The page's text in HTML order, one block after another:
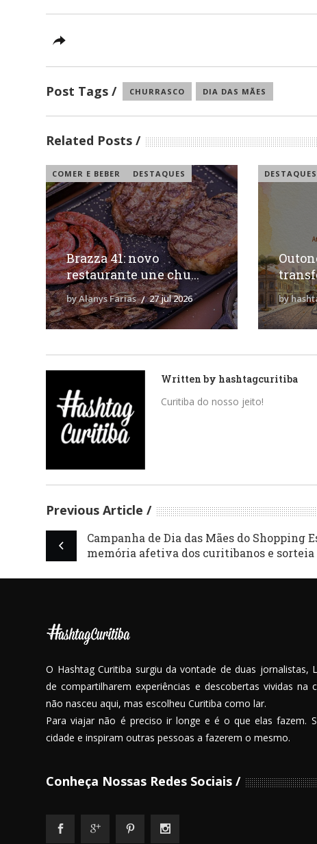
Post Tags CHURRASCO DIA DAS MÃES
Related Posts
COMER E BEBER DESTAQUES
Brazza 41: novo
restaurante une chu...
by Alanys Farias 27 jul 2026
DESTAQUES
by
Written by hashtagcuritiba
Curitiba do nosso jeito!
Previous Article
Campanha de Dia das Mães do Shopping
memória afetiva dos curitibanos e sorteia
O Hashtag Curitiba surgiu da vontade de duas jornalistas,
de compartilharem experiências e descobertas vividas
não nasceu aqui, mas escolheu Curitiba como lar.
Para viajar não é preciso ir longe e é o que elas fazem.
cidade e inspiram outras pessoas a fazerem o mesmo.
Conheça Nossas Redes Sociais